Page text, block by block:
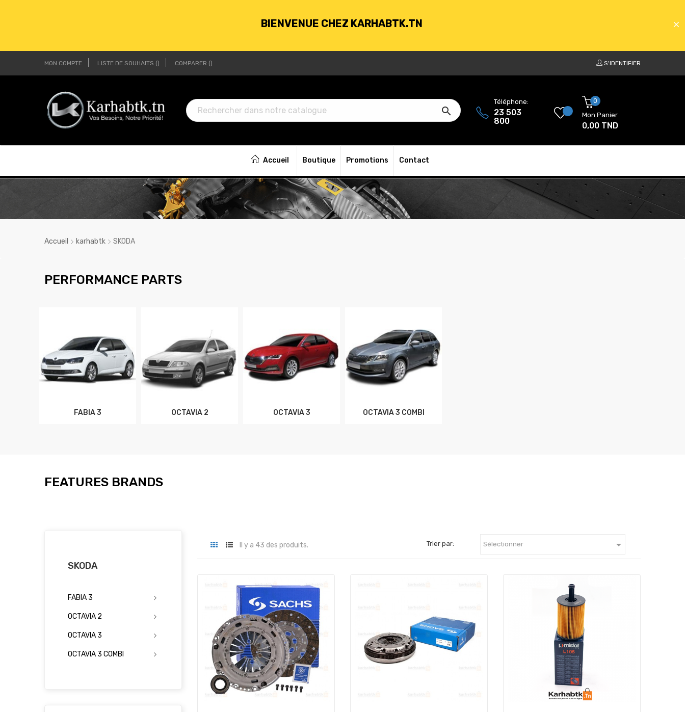
BIENVENUE CHEZ KARHABTK.TN
LIVRAISON GRATUITE À PARTIR DE 250DT D'ACHATS
BIENVENUE CHEZ KARHABTK.TN
LIVRAISON GRATUITE À PARTIR DE 250DT D'ACHATS
MON COMPTE LISTE DE SOUHAITS COMPARER S'IDENTIFIER

Téléphone:
23 503
800
0
Mon Panier
0,00 TND
Accueil Boutique Promotions Contact
Accueil karhabtk SKODA
PERFORMANCE PARTS
FABIA 3 OCTAVIA 2 OCTAVIA 3 OCTAVIA 3 COMBI
FEATURES BRANDS
SKODA
FABIA 3
OCTAVIA 2
OCTAVIA 3
OCTAVIA 3 COMBI
Il y a 43 des produits. Trier par: Sélectionner 